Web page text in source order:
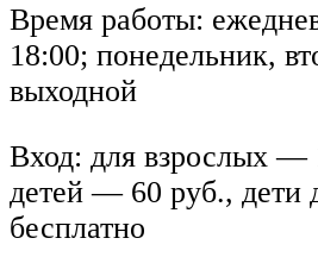
Время работы:
18:00; понедельник,
выходной
Вход: для взрослых —
детей — 60 руб., дети
бесплатно